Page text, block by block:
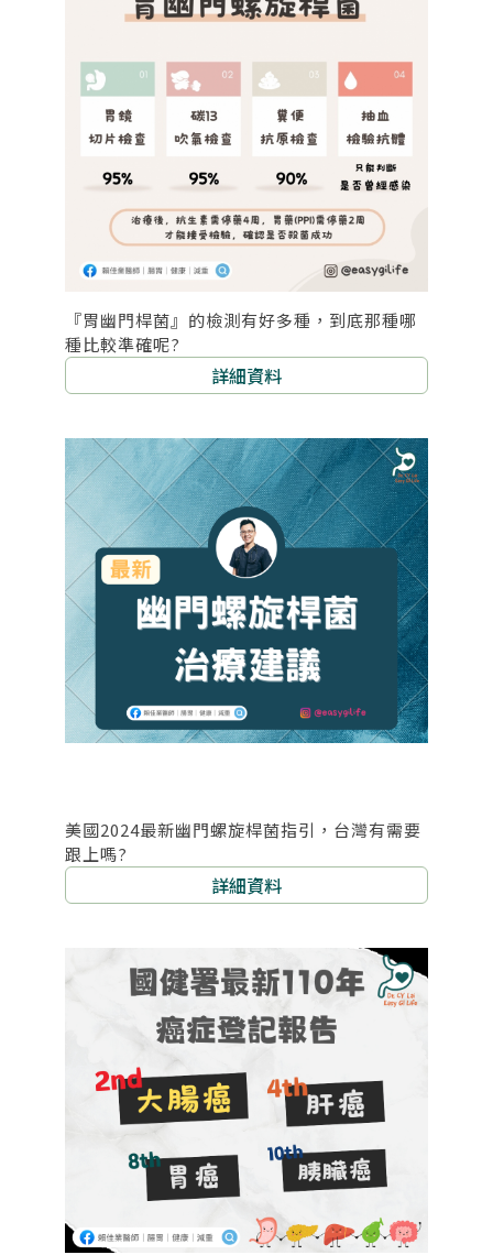
『胃幽門桿菌』的檢測有好多種，到底那種哪
種比較準確呢?
詳細資料
美國2024最新幽門螺旋桿菌指引，台灣有需要
跟上嗎?
詳細資料